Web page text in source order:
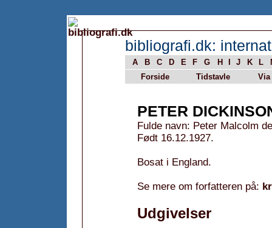
bibliografi.dk:
A B C D E F G H J K L
Forside
Tidstavle Via
PETER
Fulde navn: Peter Malcolm
Født 16.12.1927.
Bosat i England.
Se mere om forfatteren på:
Udgivelser